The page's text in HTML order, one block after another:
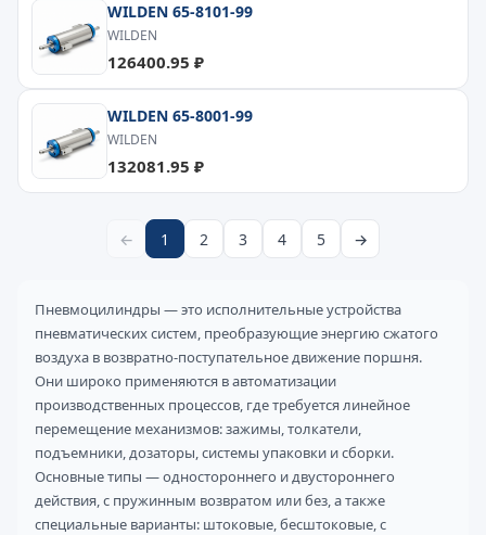
WILDEN 65-8101-99
WILDEN
126400.95 ₽
WILDEN 65-8001-99
WILDEN
132081.95 ₽
← 1 2 3 4 5 →
Пневмоцилиндры — это исполнительные устройства
пневматических систем, преобразующие энергию сжатого
воздуха в возвратно-поступательное движение поршня.
Они широко применяются в автоматизации
производственных процессов, где требуется линейное
перемещение механизмов: зажимы, толкатели,
подъемники, дозаторы, системы упаковки и сборки.
Основные типы — одностороннего и двустороннего
действия, с пружинным возвратом или без, а также
специальные варианты: штоковые, бесштоковые, с